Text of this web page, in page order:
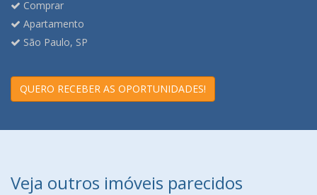
Comprar
Apartamento
São Paulo, SP
QUERO RECEBER AS OPORTUNIDADES!
Veja outros imóveis parecidos